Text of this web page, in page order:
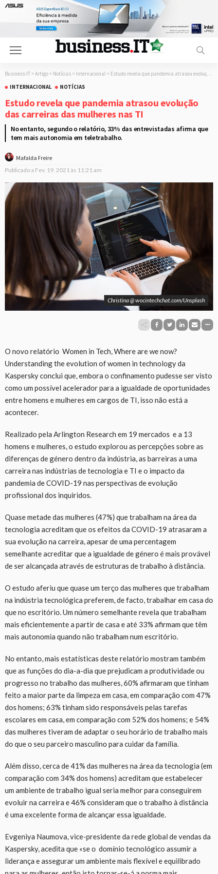
Business-IT > Artigo > Notícias > Internacional > Estudo revela que pandemia atrasou evolução das carreiras das mulheres nas TI
INTERNACIONAL
NOTÍCIAS
Estudo revela que pandemia atrasou evolução
das carreiras das mulheres nas TI
No entanto, segundo o relatório, 33% das entrevistadas afirma que
tem mais autonomia em teletrabalho.
Mafalda Freire
Publicado a Fev. 19, 2021 às 11:21 am
Christina @ wocintechchat.com/Unsplash
O novo relatório Women in Tech, Where are we now?
Understanding the evolution of women in technology da
Kaspersky conclui que, embora o confinamento pudesse ser visto
como um possível acelerador para a igualdade de oportunidades
entre homens e mulheres em cargos de TI, isso não está a
acontecer.
Realizado pela Arlington Research em 19 mercados e a 13
homens e mulheres, o estudo explorou as percepções sobre as
diferenças de género dentro da indústria, as barreiras a uma
carreira nas indústrias de tecnologia e TI e o impacto da
pandemia de COVID-19 nas perspectivas de evolução
profissional dos inquiridos.
Quase metade das mulheres (47%) que trabalham na área da
tecnologia acreditam que os efeitos da COVID-19 atrasaram a
sua evolução na carreira, apesar de uma percentagem
semelhante acreditar que a igualdade de género é mais provável
de ser alcançada através de estruturas de trabalho à distância.
O estudo aferiu que quase um terço das mulheres que trabalham
na indústria tecnológica preferem, de facto, trabalhar em casa do
que no escritório. Um número semelhante revela que trabalham
mais eficientemente a partir de casa e até 33% afirmam que têm
mais autonomia quando não trabalham num escritório.
No entanto, mais estatísticas deste relatório mostram também
que as funções do dia-a-dia que prejudicam a produtividade ou
progresso no trabalho das mulheres, 60% afirmaram que tinham
feito a maior parte da limpeza em casa, em comparação com 47%
dos homens; 63% tinham sido responsáveis pelas tarefas
escolares em casa, em comparação com 52% dos homens; e 54%
das mulheres tiveram de adaptar o seu horário de trabalho mais
do que o seu parceiro masculino para cuidar da família.
Além disso, cerca de 41% das mulheres na área da tecnologia (em
comparação com 34% dos homens) acreditam que estabelecer
um ambiente de trabalho igual seria melhor para conseguirem
evoluir na carreira e 46% consideram que o trabalho à distância
é uma excelente forma de alcançar essa igualdade.
Evgeniya Naumova, vice-presidente da rede global de vendas da
Kaspersky, acedita que «se o domínio tecnológico assumir a
liderança e assegurar um ambiente mais flexível e equilibrado